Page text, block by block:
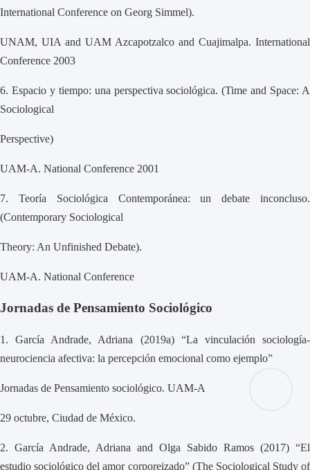
International Conference on Georg Simmel).
UNAM, UIA and UAM Azcapotzalco and Cuajimalpa. International
Conference 2003
6. Espacio y tiempo: una perspectiva sociológica. (Time and Space: A
Sociological
Perspective)
UAM-A. National Conference 2001
7.
Teoría Sociológica Contemporánea: un debate inconcluso.
(Contemporary Sociological
Theory: An Unfinished Debate).
UAM-A. National Conference
Jornadas de Pensamiento Sociológico
1.
García Andrade, Adriana (2019a) “La vinculación sociología-
neurociencia afectiva: la percepción emocional como ejemplo”
Jornadas de Pensamiento sociológico. UAM-A
29 octubre, Ciudad de México.
2. García Andrade, Adriana and Olga Sabido Ramos (2017) “El
estudio sociológico del amor corporeizado” (The Sociological Study of